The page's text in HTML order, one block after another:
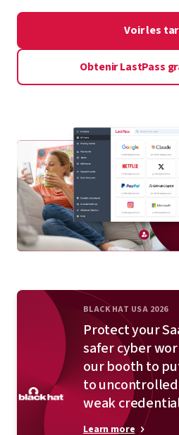
Voir les
Obtenir LastPass
BLACK HAT USA 2026
Protect your
safer cyber
our booth to
to uncontrolled
weak
Learn more